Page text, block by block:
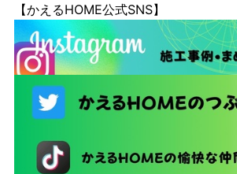
【かえるHOME公式SNS】